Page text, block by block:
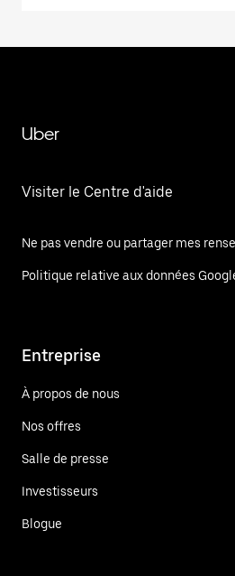
Uber
Visiter le Centre d'aide
Ne pas vendre ou partager mes
Politique relative aux données
Entreprise
À propos de nous
Nos offres
Salle de presse
Investisseurs
Blogue